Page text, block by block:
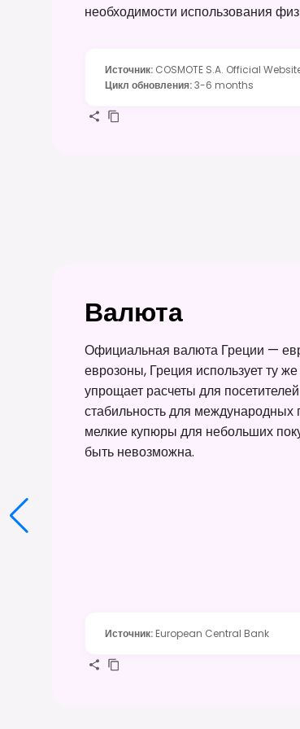
необходимости использования
Источник: COSMOTE S.A. Official
Цикл обновления:3-6 months
Валюта
Официальная валюта Греции —
еврозоны, Греция использует ту
упрощает расчеты для
стабильность для международных
мелкие купюры для небольших
быть невозможна.
Источник: European Central Bank